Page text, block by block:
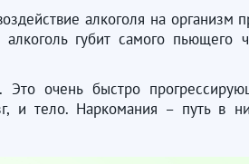
алкоголя на организм
губит самого
очень быстро
и тело. Наркомания – путь в